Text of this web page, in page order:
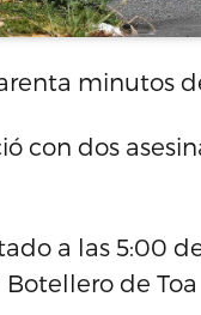
minutos
con dos
a las 5:00
de Toa